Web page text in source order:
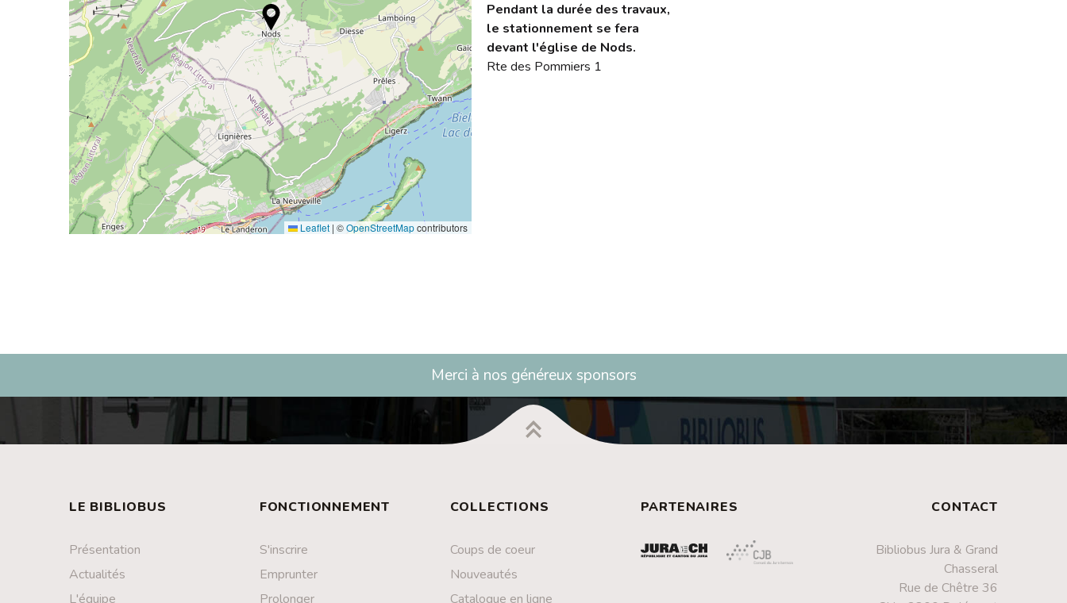
Leaflet | ©OpenStreetMapcontributors
Pendant la durée des travaux,
le stationnement se fera
devant l'église de Nods.
Rte des Pommiers 1
Merci à nos généreux sponsors
LE BIBLIOBUS
Présentation
Actualités
L'équipe
FONCTIONNEMENT
S'inscrire
Emprunter
Prolonger
COLLECTIONS
Coups de coeur
Nouveautés
Catalogue en ligne
PARTENAIRES CONTACT
Bibliobus Jura & Grand
Chasseral
Rue de Chêtre 36